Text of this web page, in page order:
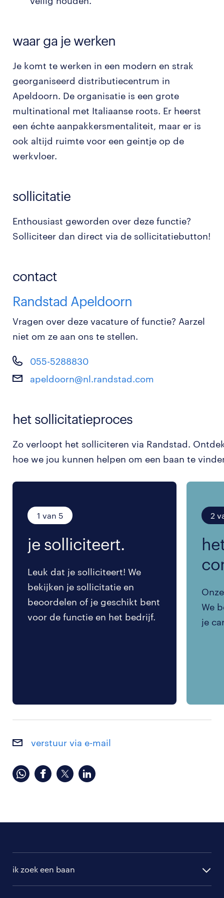
waar ga je werken
Je komt te werken in een modern en strak
georganiseerd distributiecentrum in
Apeldoorn. De organisatie is een grote
multinational met Italiaanse roots. Er heerst
een échte aanpakkersmentaliteit, maar er is
ook altijd ruimte voor een geintje op de
werkvloer.
sollicitatie
Enthousiast geworden over deze functie?
Solliciteer dan direct via de sollicitatiebutton!
contact
Randstad Apeldoorn
Vragen over deze vacature of functie? Aarzel
niet om ze aan ons te stellen.
055-5288830
apeldoorn@nl.randstad.com
het sollicitatieproces
Zo verloopt het solliciteren via Randstad.
hoe we jou kunnen helpen om een baan te
1 van 5
je solliciteert.
Leuk dat je solliciteert! We
bekijken je sollicitatie en
beoordelen of je geschikt bent
voor de functie en het bedrijf.
2
We
je
verstuur via e-mail
ik zoek een baan